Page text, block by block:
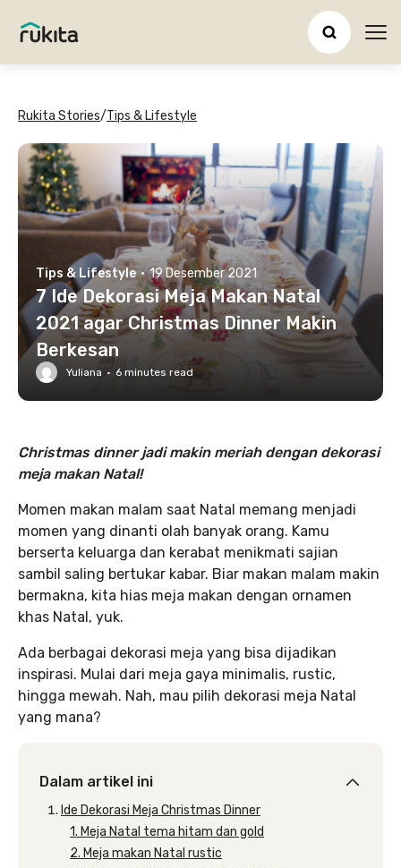
Rukita Stories/Tips & Lifestyle
Tips & Lifestyle · 19 Desember 2021
7 Ide Dekorasi Meja Makan Natal
2021 agar Christmas Dinner Makin
Berkesan
Yuliana · 6 minutes read
Christmas dinner jadi makin meriah dengan dekorasi
meja makan Natal!
Momen makan malam saat Natal memang menjadi
momen yang dinanti olah banyak orang. Kamu
berserta keluarga dan kerabat menikmati sajian
sambil saling bertukar kabar. Biar makan malam makin
bermakna, kita hias meja makan dengan ornamen
khas Natal, yuk.
Ada berbagai dekorasi meja yang bisa dijadikan
inspirasi. Mulai dari meja gaya minimalis, rustic,
hingga mewah. Nah, mau pilih dekorasi meja Natal
yang mana?
Dalam artikel ini
Ide Dekorasi Meja Christmas Dinner
1. Meja Natal tema hitam dan gold
2. Meja makan Natal rustic